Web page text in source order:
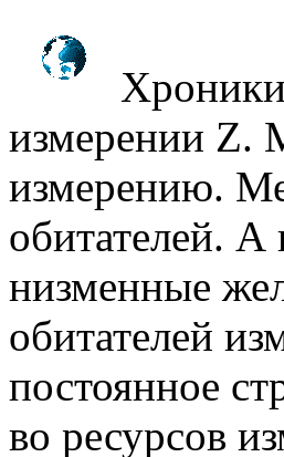
измерении Z.
измерению.
обитателей. А
низменные
обитателей
постоянное
во ресурсов